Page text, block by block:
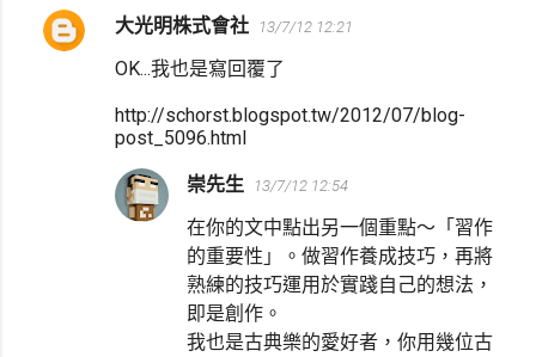
大光明株式會社 13/7/12 12:21
OK...我也是寫回覆了
http://schorst.blogspot.tw/2012/07/blog-
post_5096.html
崇先生 13/7/12 12:54
在你的文中點出另一個重點～「習作
的重要性」。做習作養成技巧，再將
熟練的技巧運用於實踐自己的想法，
即是創作。
我也是古典樂的愛好者，你用幾位古